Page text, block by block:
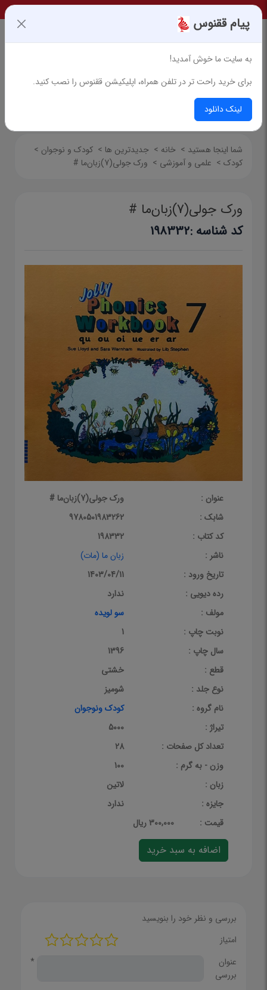
شما اینجا هستید > خانه > جدیدترین ها > کودک و نوجوان >
کودک > علمی و آموزشی > ورک جولی(7)زبان‌ما #
ورک جولی(7)زبان‌ما #
کد شناسه :198332
عنوان :
ورک جولی(7)زبان‌ما #
شابک :
9780501983262
کد کتاب :
198332
ناشر :
زبان ما (مات)
تاریخ ورود :
1403/04/11
رده دیویی :
ندارد
مولف :
سو لویده
نوبت چاپ :
1
سال چاپ :
1396
قطع :
خشتی
نوع جلد :
شومیز
نام گروه :
کودک ونوجوان
تیراژ :
5000
تعداد کل صفحات :
28
وزن - به گرم :
100
زبان :
لاتین
جایزه :
ندارد
قيمت :
300,000 ریال
بررسی و نظر خود را بنویسید
امتیاز
عنوان
بررسی
*
پیام ققنوس
به سایت ما خوش آمدید!
برای خرید راحت تر در تلفن همراه، اپلیکیشن ققنوس را نصب کنید.
لینک دانلود